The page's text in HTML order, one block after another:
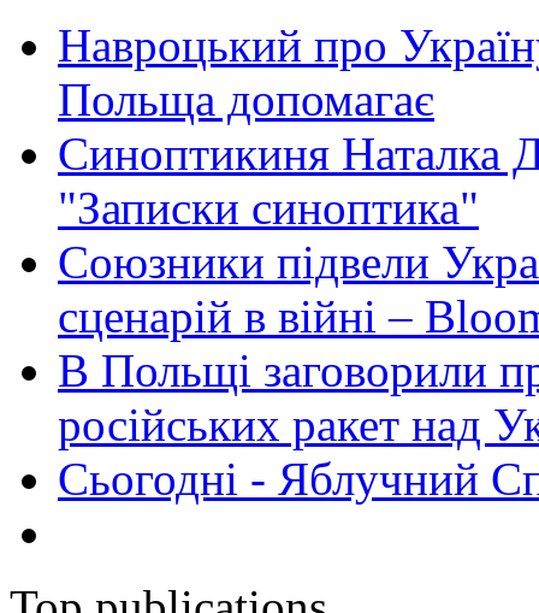
Навроцький про
Польща допомагає
Синоптикиня Наталка
"Записки синоптика"
Союзники підвели
сценарій в війні –
В Польщі заговорили
російських ракет над
Сьогодні - Яблучний